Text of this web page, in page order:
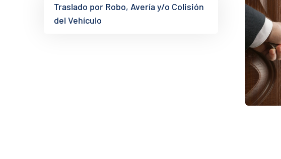
Traslado por Robo, Avería y/o Colisión
del Vehículo